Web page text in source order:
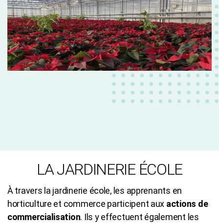
LA JARDINERIE ÉCOLE
À travers la jardinerie école, les apprenants en
horticulture et commerce participent aux actions de
commercialisation. Ils y effectuent également les